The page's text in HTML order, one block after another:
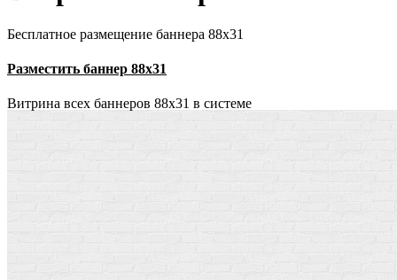
Бесплатное размещение баннера 88х31
Разместить баннер 88х31
Витрина всех баннеров 88x31 в системе